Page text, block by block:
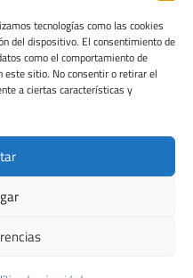
tecnologías como las cookies
del dispositivo. El consentimiento de
como el comportamiento de
este sitio. No consentir o retirar el
a ciertas características y